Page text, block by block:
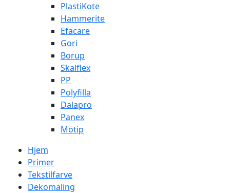
PlastiKote
Hammerite
Efacare
Gori
Borup
Skalflex
PP
Polyfilla
Dalapro
Panex
Motip
Hjem
Primer
Tekstilfarve
Dekomaling